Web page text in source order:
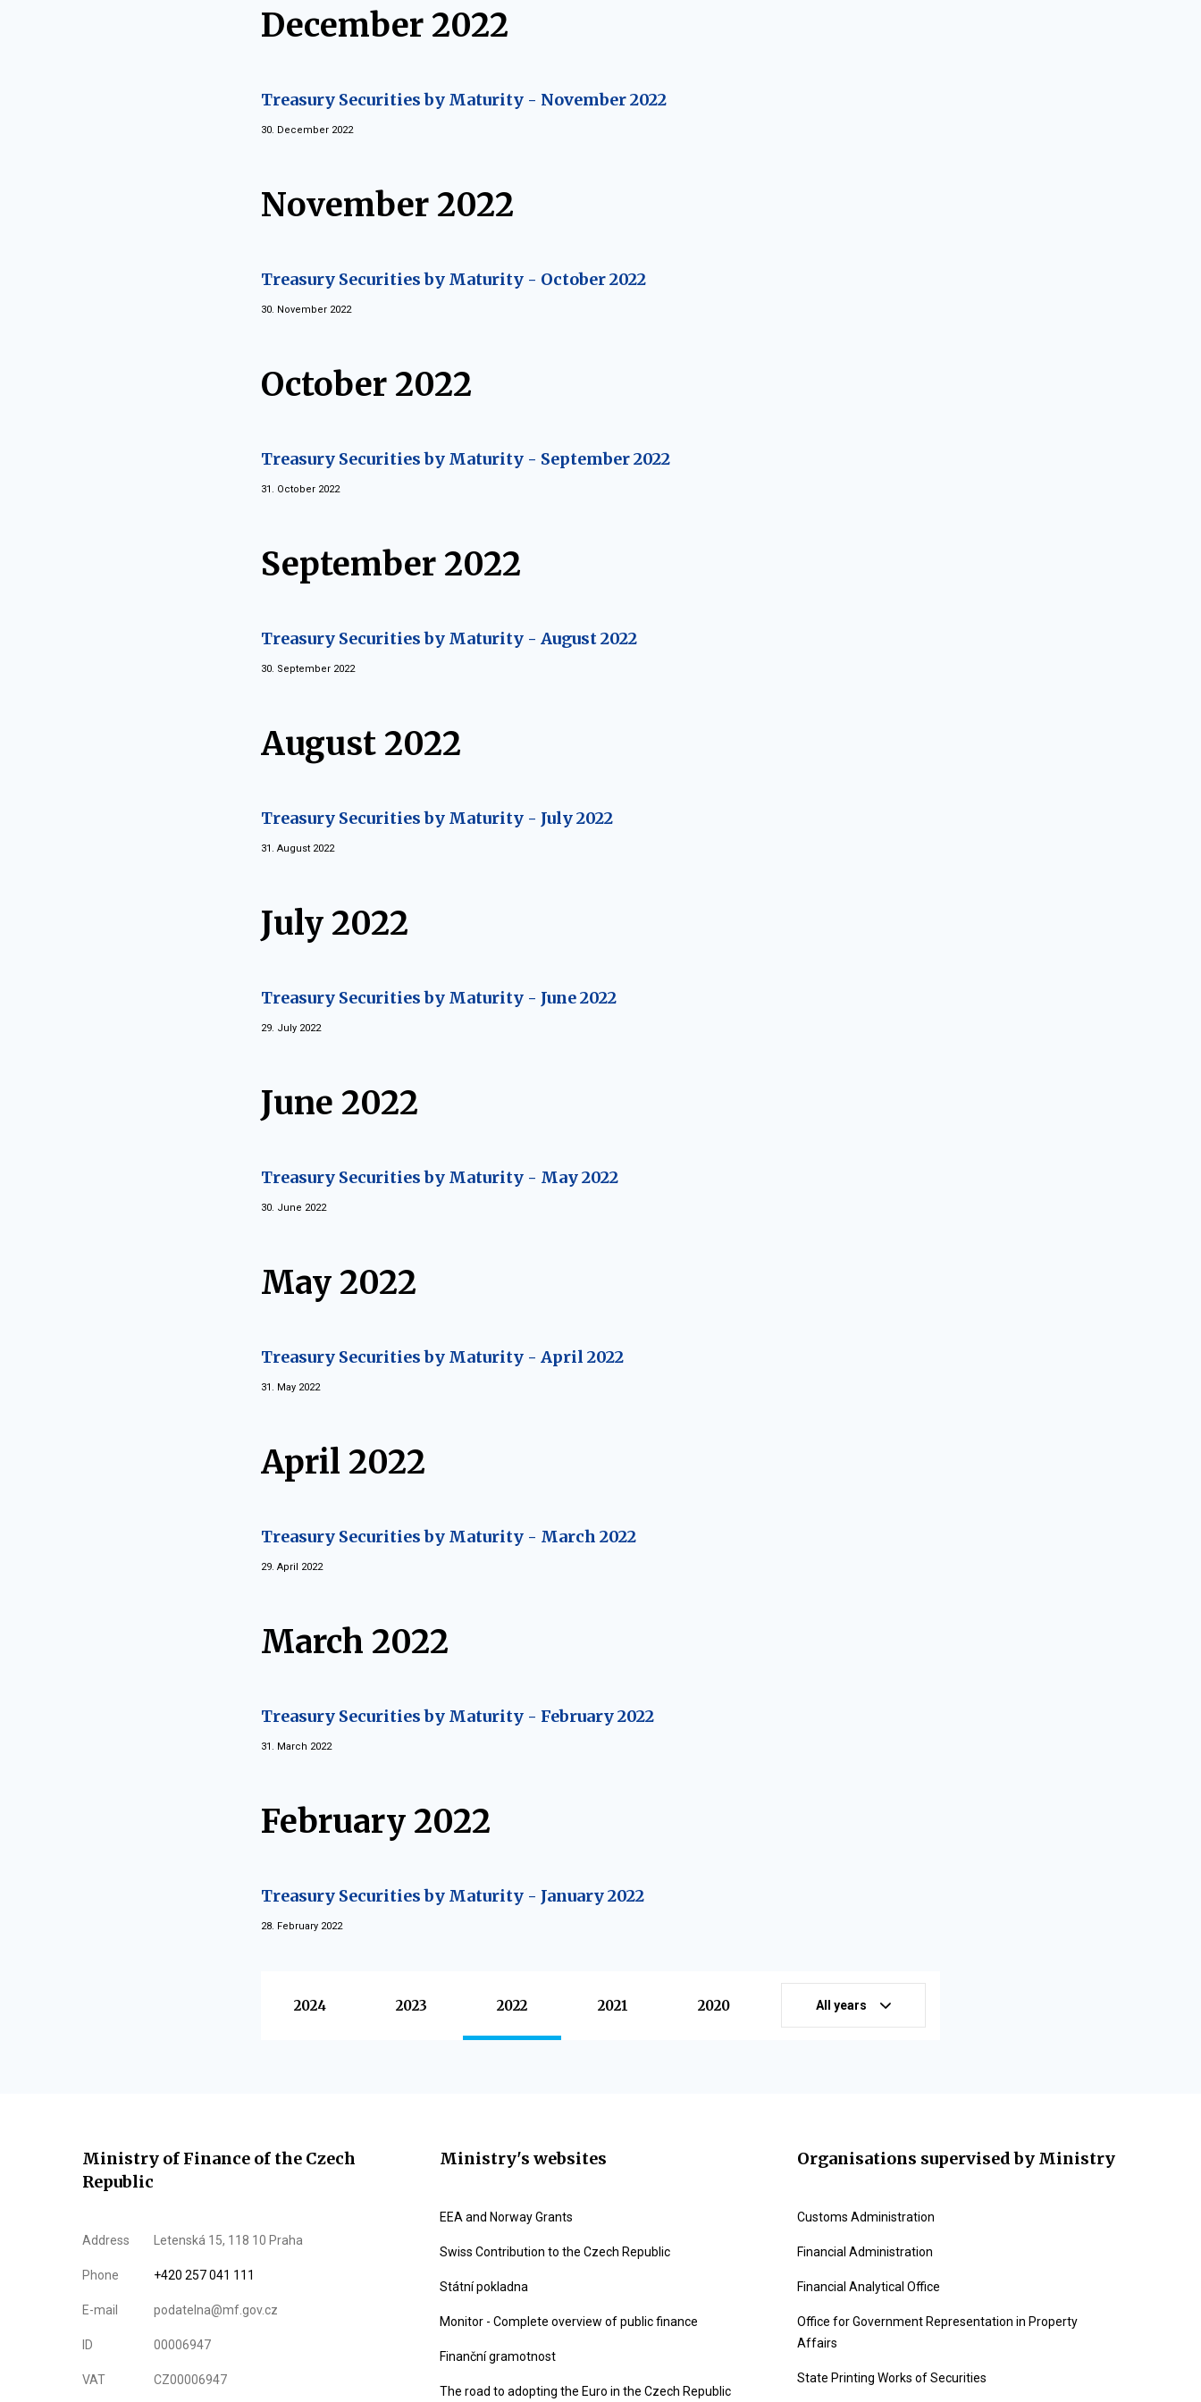
December 2022
Treasury Securities by Maturity - November 2022
30. December 2022
November 2022
Treasury Securities by Maturity - October 2022
30. November 2022
October 2022
Treasury Securities by Maturity - September 2022
31. October 2022
September 2022
Treasury Securities by Maturity - August 2022
30. September 2022
August 2022
Treasury Securities by Maturity - July 2022
31. August 2022
July 2022
Treasury Securities by Maturity - June 2022
29. July 2022
June 2022
Treasury Securities by Maturity - May 2022
30. June 2022
May 2022
Treasury Securities by Maturity - April 2022
31. May 2022
April 2022
Treasury Securities by Maturity - March 2022
29. April 2022
March 2022
Treasury Securities by Maturity - February 2022
31. March 2022
February 2022
Treasury Securities by Maturity - January 2022
28. February 2022
2024 2023 2022 2021 2020 All years
Ministry of Finance of the Czech
Republic
Address Letenská 15, 118 10 Praha
Phone +420 257 041 111
E-mail podatelna@mf.gov.cz
ID 00006947
VAT CZ00006947
Ministry's websites
EEA and Norway Grants
Swiss Contribution to the Czech Republic
Státní pokladna
Monitor - Complete overview of public finance
Finanční gramotnost
The road to adopting the Euro in the Czech Republic
Organisations supervised by Ministry
Customs Administration
Financial Administration
Financial Analytical Office
Office for Government Representation in Property
Affairs
State Printing Works of Securities